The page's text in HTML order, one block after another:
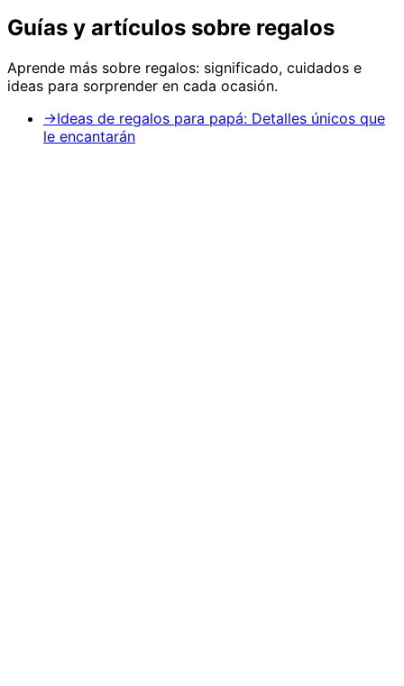
Guías y artículos sobre regalos
Aprende más sobre regalos: significado, cuidados e
ideas para sorprender en cada ocasión.
→Ideas de regalos para papá: Detalles únicos que
le encantarán